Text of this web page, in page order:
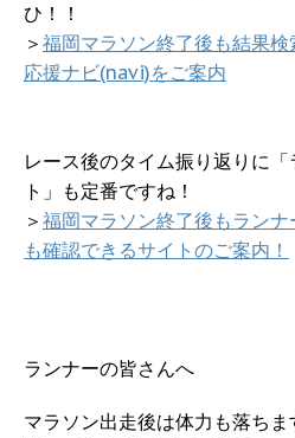
ひ！！
＞ 福岡マラソン終了後も結果
応援ナビ(navi)をご案内
レース後のタイム振り返りに
ト」も定番ですね！
＞ 福岡マラソン終了後もラン
も確認できるサイトのご案内！
ランナーの皆さんへ
マラソン出走後は体力も落ち